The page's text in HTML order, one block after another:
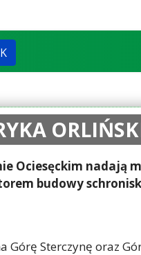
Ociesęckim nadają
budowy
Sterczynę oraz